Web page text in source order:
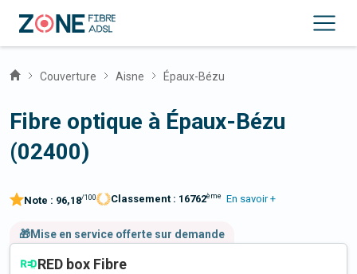
Couverture Aisne Épaux-Bézu
Fibre optique à Épaux-Bézu
(02400)
Note : 96,18/100 Classement : 16762ème En savoir +
🎁Mise en service offerte sur demande
RED box Fibre